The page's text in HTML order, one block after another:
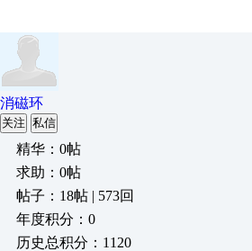
消磁环
关注 私信
精华：0帖
求助：0帖
帖子：18帖 | 573回
年度积分：0
历史总积分：1120